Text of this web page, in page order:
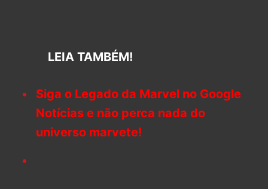
LEIA TAMBÉM!
Siga o Legado da Marvel no Google
Notícias e não perca nada do
universo marvete!